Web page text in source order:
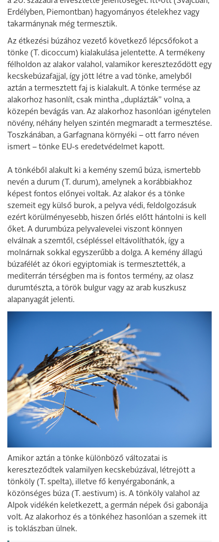
Erdélyben, Piemontban) hagyományos ételekhez vagy
takarmánynak még termesztik.
Az étkezési búzához vezető következő lépcsőfokot a
tönke (T. dicoccum) kialakulása jelentette. A termékeny
félholdon az alakor valahol, valamikor kereszteződött egy
kecskebúzafajjal, így jött létre a vad tönke, amelyből
aztán a termesztett faj is kialakult. A tönke termése az
alakorhoz hasonlít, csak mintha „duplázták” volna, a
közepén bevágás van. Az alakorhoz hasonlóan igénytelen
növény, néhány helyen szintén megmaradt a termesztése.
Toszkánában, a Garfagnana környéki – ott farro néven
ismert – tönke EU-s eredetvédelmet kapott.
A tönkéből alakult ki a kemény szemű búza, ismertebb
nevén a durum (T. durum), amelynek a korábbiakhoz
képest fontos előnyei voltak. Az alakor és a tönke
szemeit egy külső burok, a pelyva védi, feldolgozásuk
ezért körülményesebb, hiszen őrlés előtt hántolni is kell
őket. A durumbúza pelyvalevelei viszont könnyen
elválnak a szemtől, csépléssel eltávolíthatók, így a
molnárnak sokkal egyszerűbb a dolga. A kemény állagú
búzafélét az ókori egyiptomiak is termesztették, a
mediterrán térségben ma is fontos termény, az olasz
durumtészta, a török bulgur vagy az arab kuszkusz
alapanyagát jelenti.
Amikor aztán a tönke különböző változatai is
kereszteződtek valamilyen kecskebúzával, létrejött a
tönköly (T. spelta), illetve fő kenyérgabonánk, a
közönséges búza (T. aestivum) is. A tönköly valahol az
Alpok vidékén keletkezett, a germán népek ősi gabonája
volt. Az alakorhoz és a tönkéhez hasonlóan a szemek itt
is toklászban ülnek.